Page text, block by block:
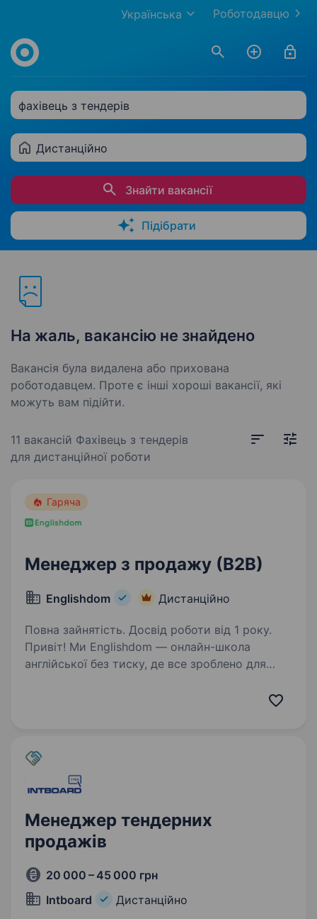
Роботодавцю
Українська
фахівець з тендерів
Дистанційно
Знайти вакансії
Підібрати
На жаль, вакансію не знайдено
Вакансія була видалена або прихована
роботодавцем. Проте є інші хороші вакансії, які
можуть вам підійти.
11 вакансій Фахівець з тендерів
для дистанційної роботи
Гаряча
Менеджер з продажу (В2В)
Englishdom Дистанційно
Повна зайнятість. Досвід роботи від 1 року.
Привіт! Ми Englishdom — онлайн-школа
англійської без тиску, де все зроблено для
гнучкий формат навчання: (індивідуальне або
Менеджер тендерних
продажів
20 000 – 45 000 грн
Intboard
Дистанційно